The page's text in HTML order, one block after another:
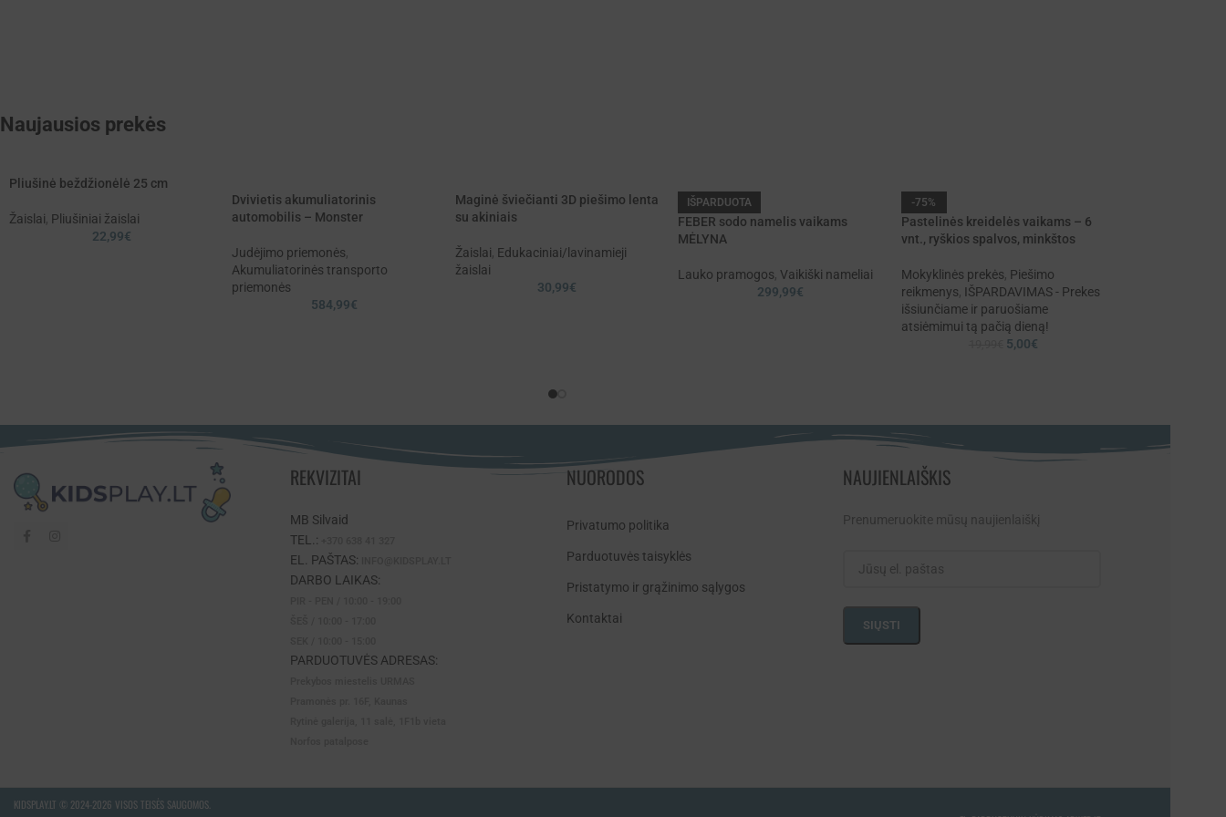
Naujausios prekės
Pliušinė beždžionėlė 25 cm
Žaislai, Pliušiniai žaislai
22,99€
Dvivietis akumuliatorinis
automobilis – Monster
Judėjimo priemonės,
Akumuliatorinės transporto
priemonės
584,99€
Maginė šviečianti 3D piešimo lenta
su akiniais
Žaislai, Edukaciniai/lavinamieji
žaislai
30,99€
IŠPARDUOTA
FEBER sodo namelis vaikams
MĖLYNA
Lauko pramogos, Vaikiški nameliai
299,99€
-75%
Pastelinės kreidelės vaikams – 6
vnt., ryškios spalvos, minkštos
Mokyklinės prekės, Piešimo
reikmenys, IŠPARDAVIMAS - Prekes
išsiunčiame ir paruošiame
atsiėmimui tą pačią dieną!
5,00€
REKVIZITAI
MB Silvaid
TEL.:
EL. PAŠTAS:
DARBO LAIKAS:
PARDUOTUVĖS ADRESAS:
NUORODOS
Privatumo politika
Parduotuvės taisyklės
Pristatymo ir grąžinimo sąlygos
Kontaktai
NAUJIENLAIŠKIS
Prenumeruokite mūsų naujienlaiškį
KIDSPLAY.LT © 2024-2026 VISOS TEISĖS SAUGOMOS.